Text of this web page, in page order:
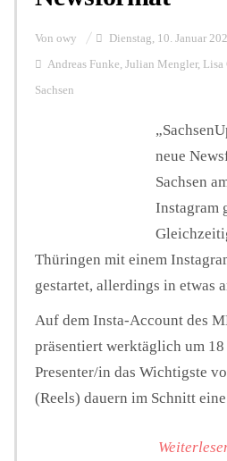
Von owy Dienstag, 10. Januar
Andreas Funke, Julian Mengler, Lisa
Sachsen
neue
Sachsen
Instagram
Thüringen mit einem
gestartet, allerdings in etwas
Auf dem Insta-Account des
präsentiert werktäglich um
Presenter/in das Wichtigste
(Reels) dauern im Schnitt